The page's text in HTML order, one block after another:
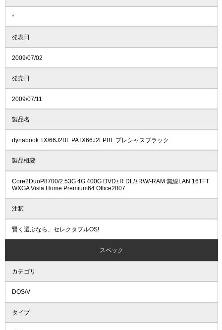
*
発表日
2009/07/02
発売日
2009/07/11
製品名
dynabook TX/66J2BL PATX66J2LPBL プレシャスブラック
製品概要
Core2DuoP8700/2.53G 4G 400G DVD±R DL/±RW/-RAM 無線LAN 16TFT
WXGA Vista Home Premium64 Office2007
注釈
賢く選ぶなら、セレクタブルOS!
スペック
カテゴリ
DOS/V
タイプ